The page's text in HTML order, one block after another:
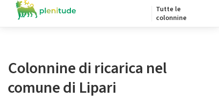
Tutte le
colonnine
Colonnine di ricarica nel
comune di Lipari